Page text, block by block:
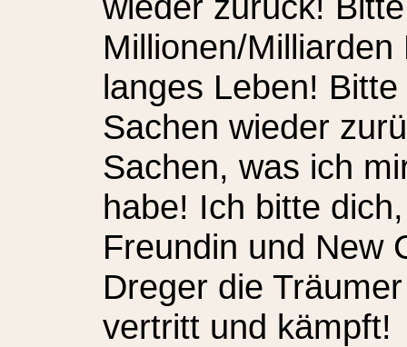
Millionen/
langes Leben!
Sachen wieder
Sachen, was ich
habe! Ich bitte
Freundin und New
Dreger die
vertritt und kämpft!